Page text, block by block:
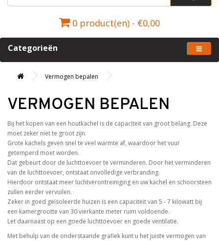
0 product(en) - €0,00
Categorieën
Vermogen bepalen
VERMOGEN BEPALEN
Bij het kopen van een houtkachel is de capaciteit van groot belang. Deze
moet zeker niet te groot zijn.
Grote kachels geven snel te veel warmte af, waardoor het vuur
getemperd moet worden.
Dat gebeurt door de luchttoevoer te verminderen. Door het verminderen
van de luchttoevoer, ontstaat onvolledige verbranding.
Hierdoor ontstaat meer luchtverontreiniging en uw kachel en schoorsteen
zullen eerder vervuilen.
Zeker in goed geïsoleerde huizen is een capaciteit van 5 - 7 kilowatt bij
een kamergrootte van 30 vierkante meter ruim voldoende.
Let daarnaast op een goede luchttoevoer en goede ventilatie.
Met behulp van de onderstaande grafiek kunt u het juiste vermogen van